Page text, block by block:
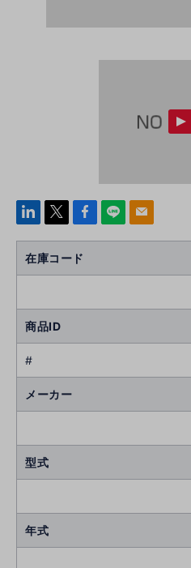
linke
Face
k
line mail
在庫コード
商品ID
#
メーカー
型式
年式